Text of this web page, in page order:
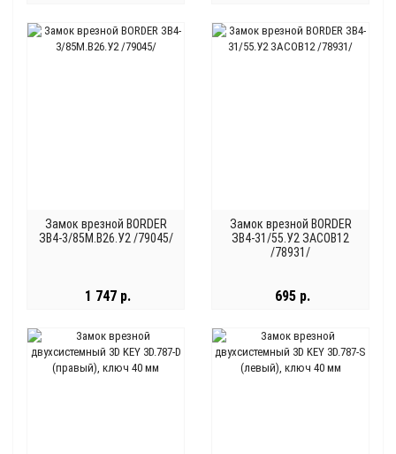
Замок врезной BORDER
ЗВ4-3/85М.В26.У2 /79045/
1 747 р.
Замок врезной BORDER
ЗВ4-31/55.У2 ЗАСОВ12
/78931/
695 р.